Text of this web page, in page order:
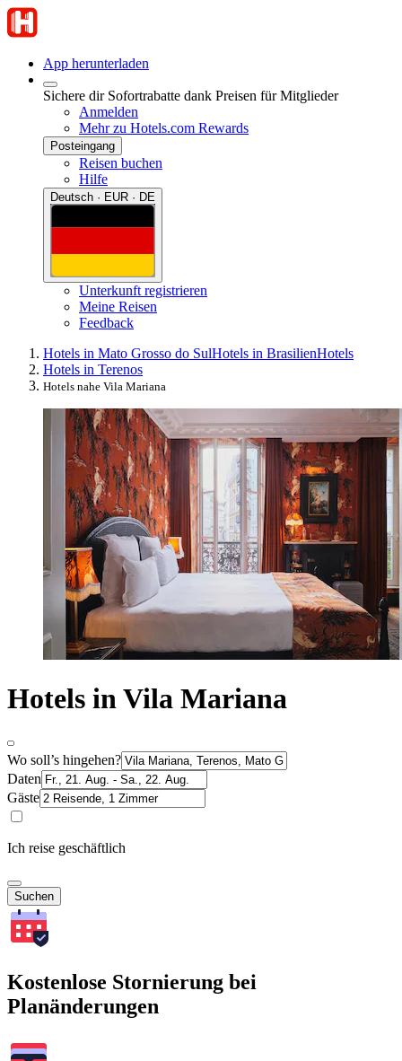
App herunterladen
Sichere dir Sofortrabatte dank Preisen für Mitglieder
Anmelden
Mehr zu Hotels.com Rewards
Posteingang
Reisen buchen
Hilfe
Deutsch · EUR · DE
Unterkunft registrieren
Meine Reisen
Feedback
Hotels in Mato Grosso do SulHotels in BrasilienHotels
Hotels in Terenos
Hotels nahe Vila Mariana
Hotels in Vila Mariana
Wo soll’s hingehen?
Daten
Gäste
Ich reise geschäftlich
Suchen
Kostenlose Stornierung bei
Planänderungen